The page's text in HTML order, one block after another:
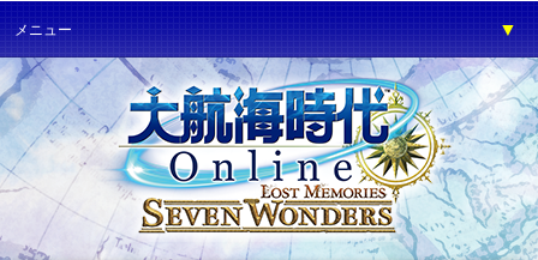
メニュー ▼
ゲーム紹介 ▼
プレイガイド ▼
サービス ▼
イベント ▼
開発の部屋 ▼